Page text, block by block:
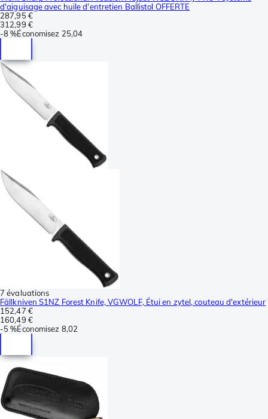
d'aiguisage avec huile d'entretien Ballistol OFFERTE
287,95 €
312,99 €
-8 %Économisez 25,04
7 évaluations
Fällkniven S1NZ Forest Knife, VGWOLF, Étui en zytel, couteau d'extérieur
152,47 €
160,49 €
-5 %Économisez 8,02